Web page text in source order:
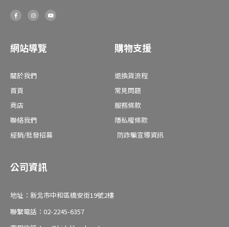
F
a
c
k
-
I
n
s
a
m
Y
o
u
網站導覽
關於我們
首頁
商店
聯絡我們
經銷/批發招募
購物支援
退換貨流程
常見問題
服務條款
隱私權條款
防詐騙宣導資訊
公司資訊
地址：新北市中和區橋安街19號2樓
聯繫電話：02-2245-6357